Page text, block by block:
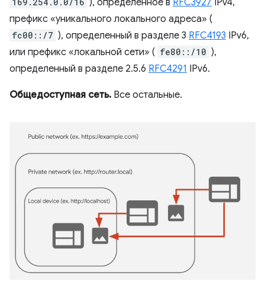
), определенное в RFC3927 IPv4,
префикс «уникального локального адреса» (
fc00::/7 ), определенный в разделе 3 RFC4193 IPv6,
или префикс «локальной сети» ( fe80::/10 ),
определенный в разделе 2.5.6 RFC4291 IPv6.
Общедоступная сеть. Все остальные.